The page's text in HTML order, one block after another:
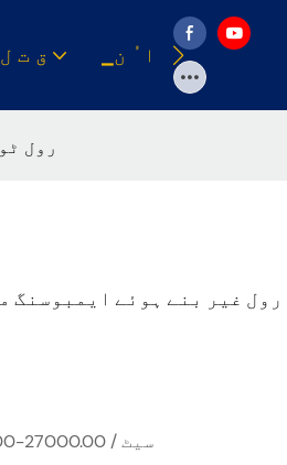
▁ق ت ل ▁ا ُ ن وسیلہ
1300
USD 25999.00-27000.00 / سیٹ